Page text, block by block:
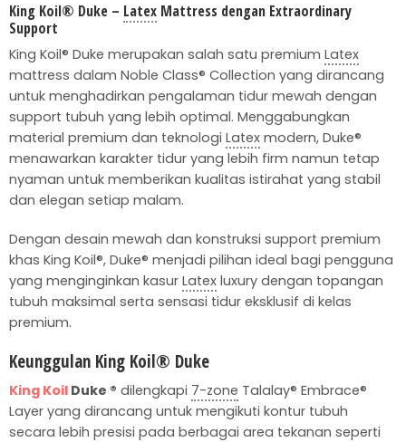
King Koil® Duke – Latex Mattress dengan Extraordinary
Support
King Koil® Duke merupakan salah satu premium Latex
mattress dalam Noble Class® Collection yang dirancang
untuk menghadirkan pengalaman tidur mewah dengan
support tubuh yang lebih optimal. Menggabungkan
material premium dan teknologi Latex modern, Duke®
menawarkan karakter tidur yang lebih firm namun tetap
nyaman untuk memberikan kualitas istirahat yang stabil
dan elegan setiap malam.
Dengan desain mewah dan konstruksi support premium
khas King Koil®, Duke® menjadi pilihan ideal bagi pengguna
yang menginginkan kasur Latex luxury dengan topangan
tubuh maksimal serta sensasi tidur eksklusif di kelas
premium.
Keunggulan King Koil® Duke
King Koil Duke ® dilengkapi 7-zone Talalay® Embrace®
Layer yang dirancang untuk mengikuti kontur tubuh
secara lebih presisi pada berbagai area tekanan seperti